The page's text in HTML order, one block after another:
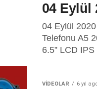
04 Eylül
04 Eylül
Telefonu A5
6.5” LCD
VIDEOLAR 6 yıl